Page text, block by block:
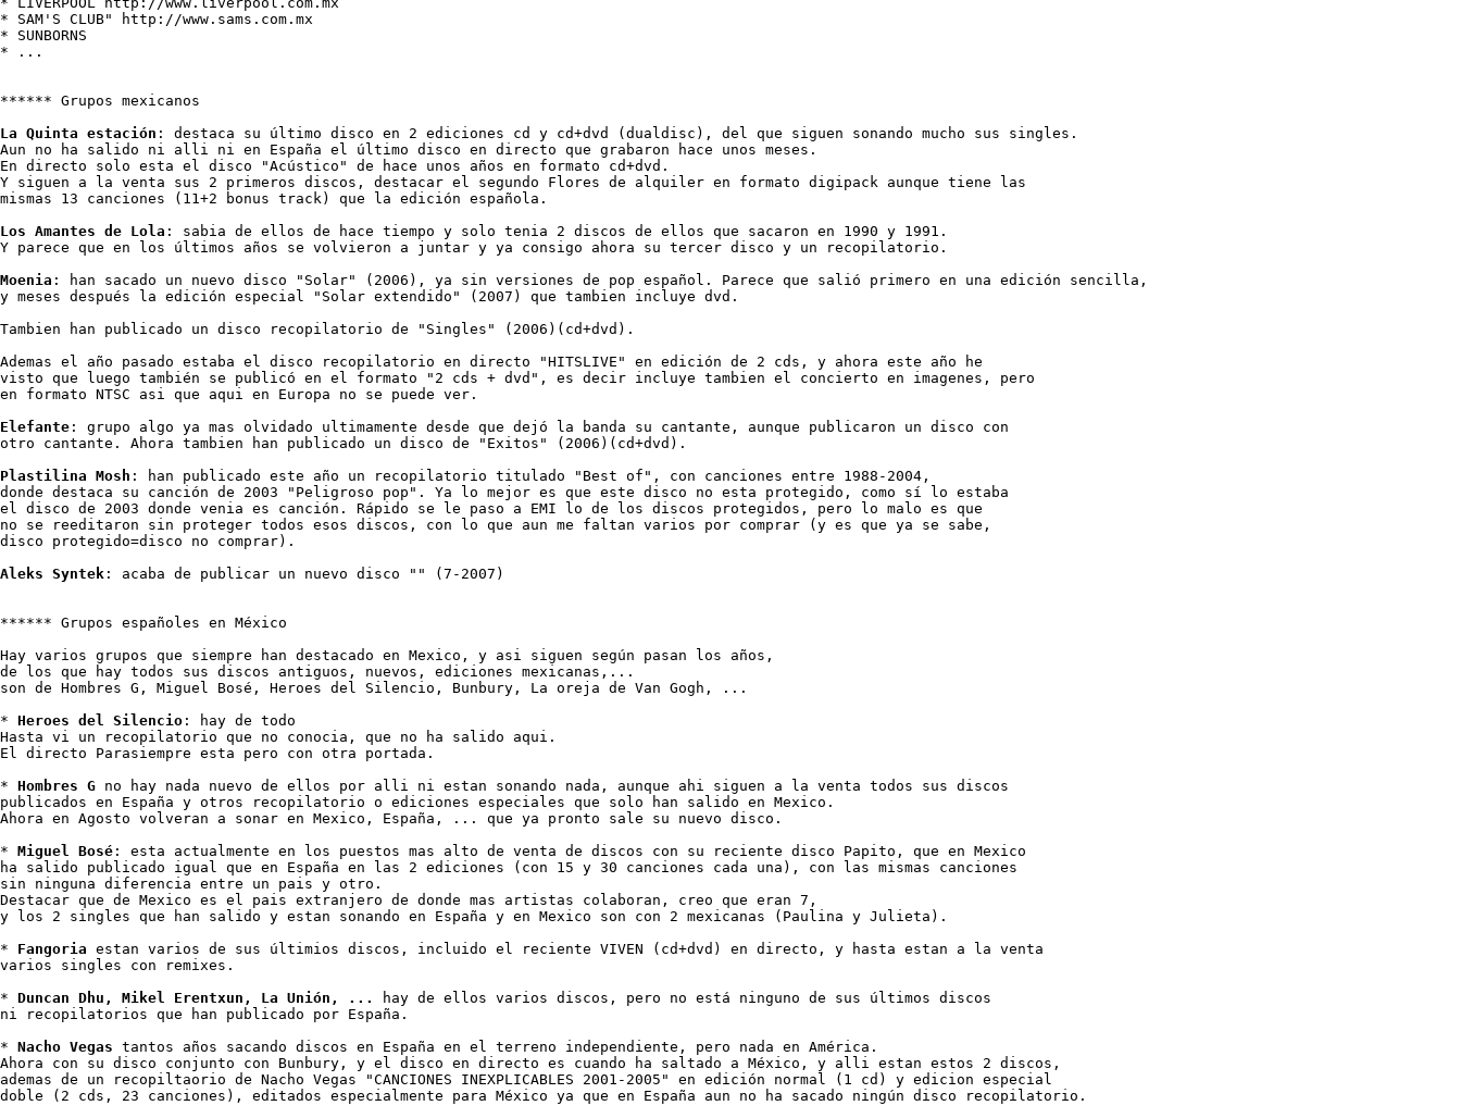
* SAM'S CLUB" http://www.sams.com.mx
* SUNBORNS
* ...
****** Grupos mexicanos
La Quinta estación : destaca su último disco en 2 ediciones cd y cd+dvd (dualdisc), del que siguen sonando mucho sus singles.
Aun no ha salido ni alli ni en España el último disco en directo que grabaron hace unos meses.
En directo solo esta el disco "Acústico" de hace unos años en formato cd+dvd.
Y siguen a la venta sus 2 primeros discos, destacar el segundo Flores de alquiler en formato digipack aunque tiene las
mismas 13 canciones (11+2 bonus track) que la edición española.
Los Amantes de Lola : sabia de ellos de hace tiempo y solo tenia 2 discos de ellos que sacaron en 1990 y 1991.
Y parece que en los últimos años se volvieron a juntar y ya consigo ahora su tercer disco y un recopilatorio.
Moenia : han sacado un nuevo disco "Solar" (2006), ya sin versiones de pop español. Parece que salió primero en una edición sencilla,
y meses después la edición especial "Solar extendido" (2007) que tambien incluye dvd.
Tambien han publicado un disco recopilatorio de "Singles" (2006)(cd+dvd).
Ademas el año pasado estaba el disco recopilatorio en directo "HITSLIVE" en edición de 2 cds, y ahora este año he
visto que luego también se publicó en el formato "2 cds + dvd", es decir incluye tambien el concierto en imagenes, pero
en formato NTSC asi que aqui en Europa no se puede ver.
Elefante : grupo algo ya mas olvidado ultimamente desde que dejó la banda su cantante, aunque publicaron un disco con
otro cantante. Ahora tambien han publicado un disco de "Exitos" (2006)(cd+dvd).
Plastilina Mosh : han publicado este año un recopilatorio titulado "Best of", con canciones entre 1988-2004,
donde destaca su canción de 2003 "Peligroso pop". Ya lo mejor es que este disco no esta protegido, como sí lo estaba
el disco de 2003 donde venia es canción. Rápido se le paso a EMI lo de los discos protegidos, pero lo malo es que
no se reeditaron sin proteger todos esos discos, con lo que aun me faltan varios por comprar (y es que ya se sabe,
disco protegido=disco no comprar).
Aleks Syntek : acaba de publicar un nuevo disco "" (7-2007)
****** Grupos españoles en México
Hay varios grupos que siempre han destacado en Mexico, y asi siguen según pasan los años,
de los que hay todos sus discos antiguos, nuevos, ediciones mexicanas,...
son de Hombres G, Miguel Bosé, Heroes del Silencio, Bunbury, La oreja de Van Gogh, ...
* Heroes del Silencio : hay de todo
Hasta vi un recopilatorio que no conocia, que no ha salido aqui.
El directo Parasiempre esta pero con otra portada.
* Hombres G no hay nada nuevo de ellos por alli ni estan sonando nada, aunque ahi siguen a la venta todos sus discos
publicados en España y otros recopilatorio o ediciones especiales que solo han salido en Mexico.
Ahora en Agosto volveran a sonar en Mexico, España, ... que ya pronto sale su nuevo disco.
* Miguel Bosé : esta actualmente en los puestos mas alto de venta de discos con su reciente disco Papito, que en Mexico
ha salido publicado igual que en España en las 2 ediciones (con 15 y 30 canciones cada una), con las mismas canciones
sin ninguna diferencia entre un pais y otro.
Destacar que de Mexico es el pais extranjero de donde mas artistas colaboran, creo que eran 7,
y los 2 singles que han salido y estan sonando en España y en Mexico son con 2 mexicanas (Paulina y Julieta).
* Fangoria estan varios de sus últimios discos, incluido el reciente VIVEN (cd+dvd) en directo, y hasta estan a la venta
varios singles con remixes.
* Duncan Dhu, Mikel Erentxun, La Unión, ...
hay de ellos varios discos, pero no está ninguno de sus últimos discos
ni recopilatorios que han publicado por España.
* Nacho Vegas tantos años sacando discos en España en el terreno independiente, pero nada en América.
Ahora con su disco conjunto con Bunbury, y el disco en directo es cuando ha saltado a México, y alli estan estos 2 discos,
ademas de un recopiltaorio de Nacho Vegas "CANCIONES INEXPLICABLES 2001-2005" en edición normal (1 cd) y edicion especial
doble (2 cds, 23 canciones), editados especialmente para México ya que en España aun no ha sacado ningún disco recopilatorio.